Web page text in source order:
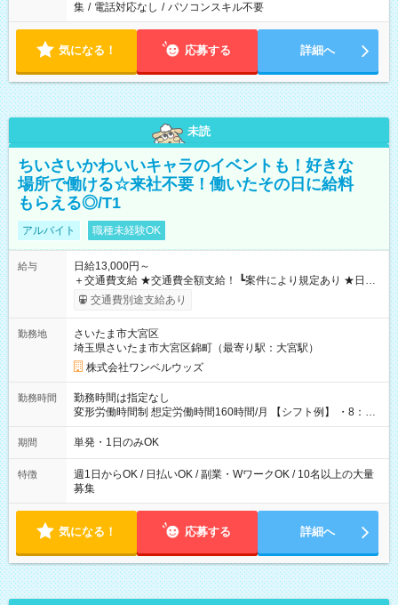
集 / 電話対応なし / パソコンスキル不要
気になる！ 応募する 詳細へ
未読
ちいさいかわいいキャラのイベントも！好きな
場所で働ける☆来社不要！働いたその日に給料
もらえる◎/T1
アルバイト 職種未経験OK
給与
日給13,000円～
＋交通費支給 ★交通費全額支給！ ┗案件により規定あり ★日払
いOK！（規定あり） ┗働いたその日に現金GET♪ お仕事後はコ
ンビニATMから 日払い分を引き落とせます！ 【試用期間】試
交通費別途支給あり
勤務地
さいたま市大宮区
埼玉県さいたま市大宮区錦町（最寄り駅：大宮駅）
株式会社ワンベルウッズ
勤務時間
勤務時間は指定なし
変形労働時間制 想定労働時間160時間/月 【シフト例】 ・8：00
～21：00
期間 単発・1日のみOK
特徴
週1日からOK / 日払いOK / 副業・WワークOK / 10名以上の大量
募集
気になる！ 応募する 詳細へ